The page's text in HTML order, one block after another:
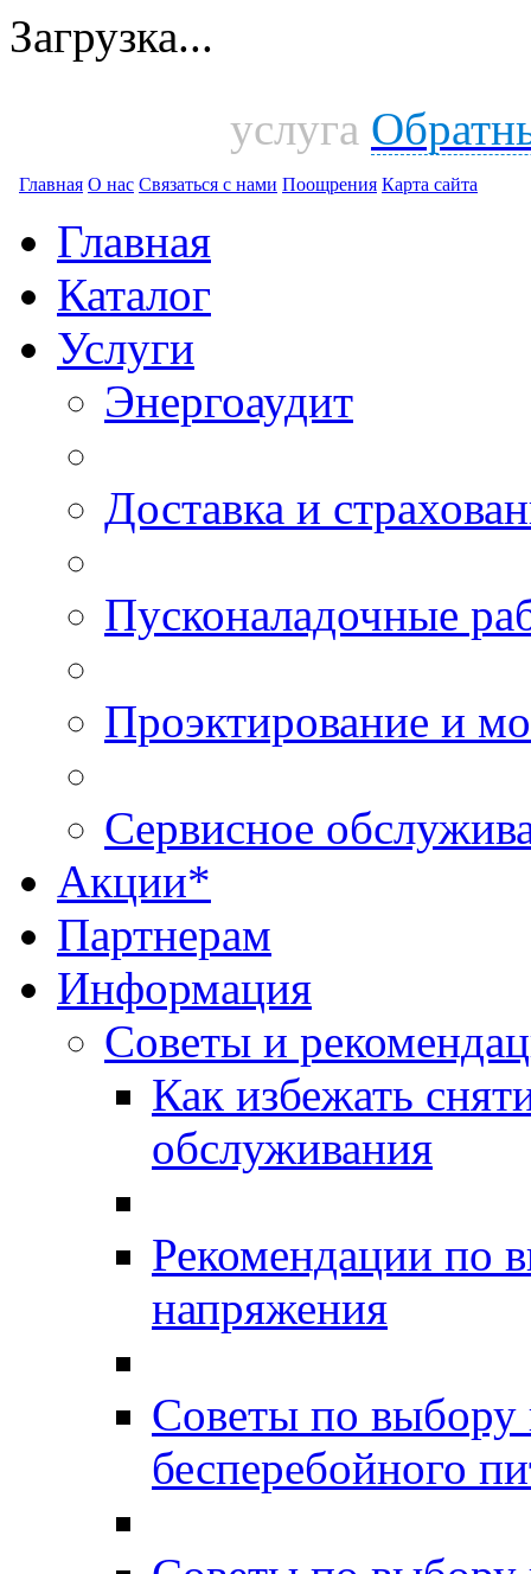
Загрузка...
услуга
Главная О нас Связаться с нами Поощрения Карта сайта
Главная
Каталог
Услуги
Энергоаудит
Доставка и
Пусконаладочные
Проэктирование и
Сервисное
Акции*
Партнерам
Информация
Советы и
Как избежать
обслуживания
Рекомендации по
напряжения
Советы по выбору
бесперебойного